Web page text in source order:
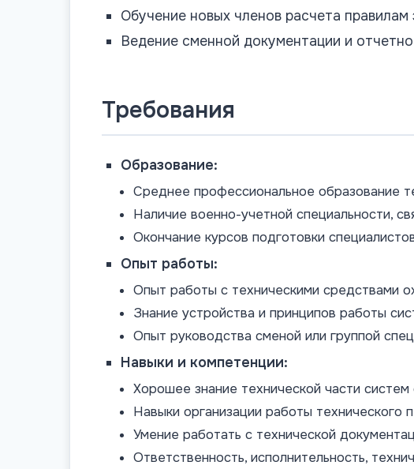
Обучение новых членов расчета правилам
Ведение сменной документации и
Требования
Образование:
Среднее профессиональное образование
Наличие военно-учетной специальности,
Окончание курсов подготовки
Опыт работы:
Опыт работы с техническими средствами
Знание устройства и принципов работы
Опыт руководства сменой или группой
Навыки и компетенции:
Хорошее знание технической части
Навыки организации работы технического
Умение работать с технической
Ответственность, исполнительность,